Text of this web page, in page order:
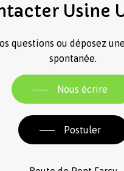
Usine
questions ou déposez
spontanée.
Nous écrire
Postuler